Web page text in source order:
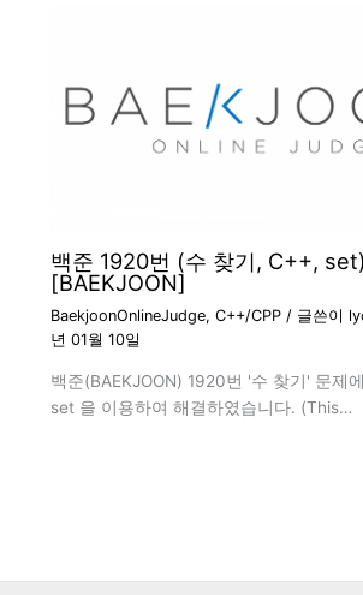
백준 1920번 (수 찾기, C++, set)
[BAEKJOON]
BaekjoonOnlineJudge, C++/CPP/ 글쓴이
년 01월 10일
백준(BAEKJOON) 1920번 '수 찾기' 문제
set 을 이용하여 해결하였습니다. (This…